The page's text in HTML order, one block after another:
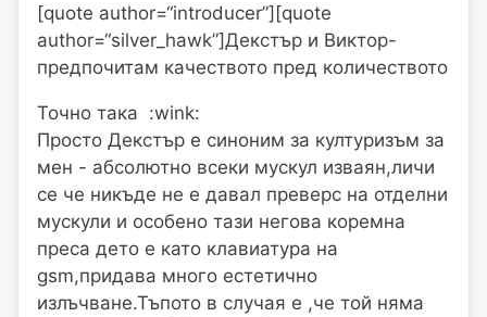
[quote author=“introducer”][quote
author=“silver_hawk”]Декстър и Виктор-
предпочитам качеството пред количеството
Точно така :wink:
Просто Декстър е синоним за културизъм за
мен - абсолютно всеки мускул изваян,личи
се че никъде не е давал преверс на отделни
мускули и особено тази негова коремна
преса дето е като клавиатура на
gsm,придава много естетично
излъчване.Тъпото в случая е ,че той няма